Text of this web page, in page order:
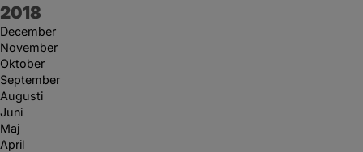
År:
2018
December
November
Oktober
September
Augusti
Juni
Maj
April